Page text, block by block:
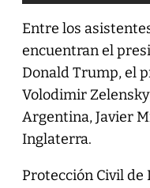
Entre los
encuentran el
Donald Trump, el
Volodimir
Argentina, Javier
Inglaterra.
Protección Civil